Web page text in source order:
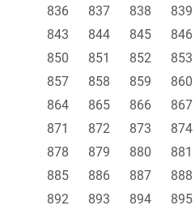
836
837 838 839
843
844 845 846
850
851 852 853
857
858 859 860
864
865 866 867
871
872 873 874
878
879 880 881
885
886 887 888
892
893 894 895